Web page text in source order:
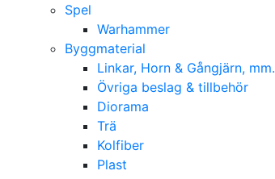
Spel
Warhammer
Byggmaterial
Linkar, Horn & Gångjärn, mm.
Övriga beslag & tillbehör
Diorama
Trä
Kolfiber
Plast